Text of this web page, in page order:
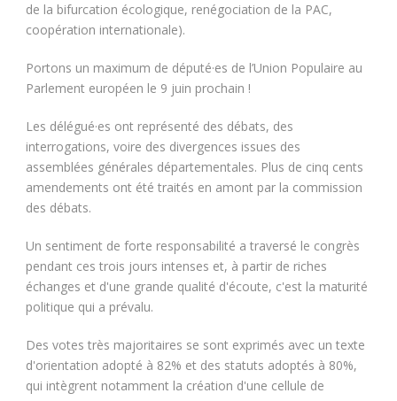
de la bifurcation écologique, renégociation de la PAC,
coopération internationale).
Portons un maximum de député·es de l’Union Populaire au
Parlement européen le 9 juin prochain !
Les délégué·es ont représenté des débats, des
interrogations, voire des divergences issues des
assemblées générales départementales. Plus de cinq cents
amendements ont été traités en amont par la commission
des débats.
Un sentiment de forte responsabilité a traversé le congrès
pendant ces trois jours intenses et, à partir de riches
échanges et d'une grande qualité d'écoute, c'est la maturité
politique qui a prévalu.
Des votes très majoritaires se sont exprimés avec un texte
d'orientation adopté à 82% et des statuts adoptés à 80%,
qui intègrent notamment la création d'une cellule de